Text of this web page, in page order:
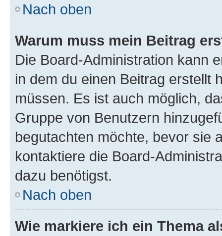
Nach oben
Warum muss mein Beitrag
Die Board-Administration kann
in dem du einen Beitrag erstellt
müssen. Es ist auch möglich,
Gruppe von Benutzern
begutachten möchte, bevor sie
kontaktiere die Board-
dazu benötigst.
Nach oben
Wie markiere ich ein Thema